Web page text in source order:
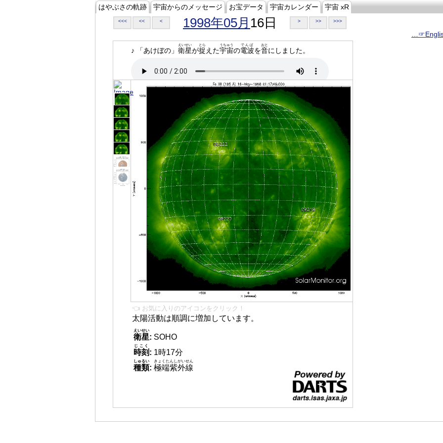
はやぶさの軌跡 宇宙からのメッセージ お宝データ 宇宙カレンダー 宇宙 xR
<<< << < 1998年05月 16日 > >> >>>
♪ 「あけぼの」 衛星
えいせい
が捉
とら
えた宇宙
うちゅう
の電波
でんぱ
を音
おと
にしました。
👈 お気に入りのアイコンをクリック！
太陽活動は順調に増加しています。
衛星
えいせい
: SOHO
時刻
じこく
: 1時17分
種類
しゅるい
: 極端紫外線
きょくたんしがいせん